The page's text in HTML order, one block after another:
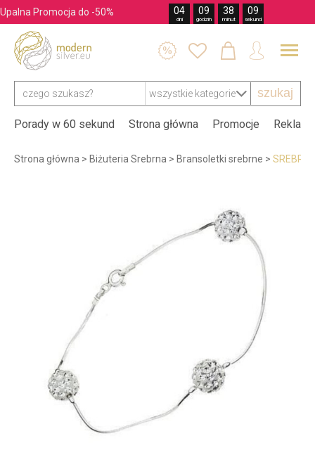
Upalna Promocja do -50% 04
dni
09
godzin
38
minut
07
sekund
szukaj
   
Porady w 60 sekund Strona główna Promocje
Strona główna > Biżuteria Srebrna > Bransoletki srebrne >